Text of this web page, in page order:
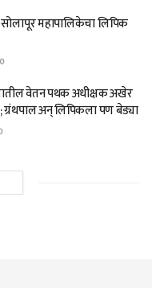
महापालिकेचा लिपिक
0
वेतन पथक अधीक्षक अखेर
अन् लिपिकला पण बेड्या